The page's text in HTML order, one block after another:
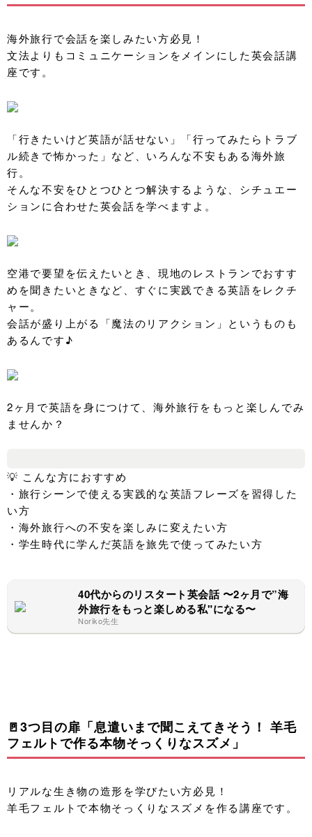
海外旅行で会話を楽しみたい方必見！
文法よりもコミュニケーションをメインにした英会話講
座です。
「行きたいけど英語が話せない」「行ってみたらトラブ
ル続きで怖かった」など、いろんな不安もある海外旅
行。
そんな不安をひとつひとつ解決するような、シチュエー
ションに合わせた英会話を学べますよ。
空港で要望を伝えたいとき、現地のレストランでおすす
めを聞きたいときなど、すぐに実践できる英語をレクチ
ャー。
会話が盛り上がる「魔法のリアクション」というものも
あるんです♪
2ヶ月で英語を身につけて、海外旅行をもっと楽しんでみ
ませんか？
💡 こんな方におすすめ
・旅行シーンで使える実践的な英語フレーズを習得した
い方
・海外旅行への不安を楽しみに変えたい方
・学生時代に学んだ英語を旅先で使ってみたい方
40代からのリスタート英会話 〜2ヶ月で”海
外旅行をもっと楽しめる私"になる〜
Noriko先生
🚪3つ目の扉「息遣いまで聞こえてきそう！ 羊毛
フェルトで作る本物そっくりなスズメ」
リアルな生き物の造形を学びたい方必見！
羊毛フェルトで本物そっくりなスズメを作る講座です。